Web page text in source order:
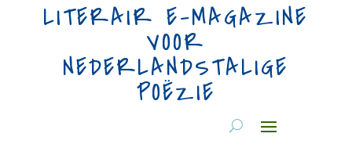
LITERAIR E-MAGAZINE
VOOR
NEDERLANDSTALIGE
POËZIE